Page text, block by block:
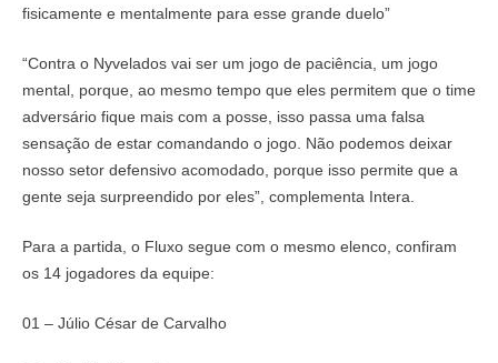
fisicamente e mentalmente para esse grande duelo”
“Contra o Nyvelados vai ser um jogo de paciência, um jogo
mental, porque, ao mesmo tempo que eles permitem que o time
adversário fique mais com a posse, isso passa uma falsa
sensação de estar comandando o jogo. Não podemos deixar
nosso setor defensivo acomodado, porque isso permite que a
gente seja surpreendido por eles”, complementa Intera.
Para a partida, o Fluxo segue com o mesmo elenco, confiram
os 14 jogadores da equipe:
01 – Júlio César de Carvalho